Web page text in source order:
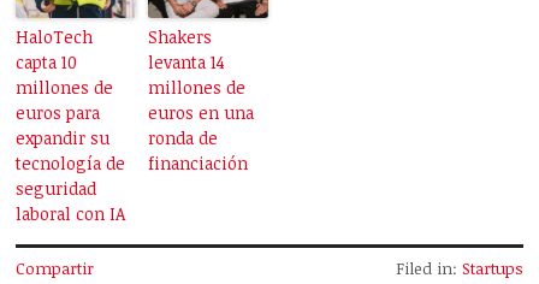
HaloTech
capta 10
millones de
euros para
expandir su
tecnología de
seguridad
laboral con IA
Shakers
levanta 14
millones de
euros en una
ronda de
financiación
Compartir Filed in: Startups